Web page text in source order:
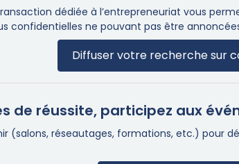
dédiée à l’entrepreneuriat vous
confidentielles ne pouvant pas être
Diffuser votre recherche sur
de réussite, participez aux
(salons, réseautages, formations, etc.) pour